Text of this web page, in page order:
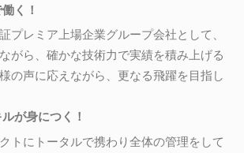
く！
プレミア上場企業グループ会社として、
がら、確かな技術力で実績を積み上げる
の声に応えながら、更なる飛躍を目指し
が身につく！
トにトータルで携わり全体の管理をして